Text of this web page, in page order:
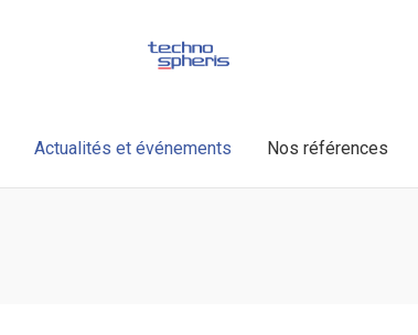
Actualités et événements Nos références